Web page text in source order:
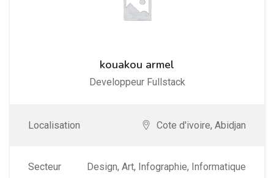
kouakou armel
Developpeur Fullstack
Localisation Cote d'ivoire, Abidjan
Secteur Design, Art, Infographie, Informatique